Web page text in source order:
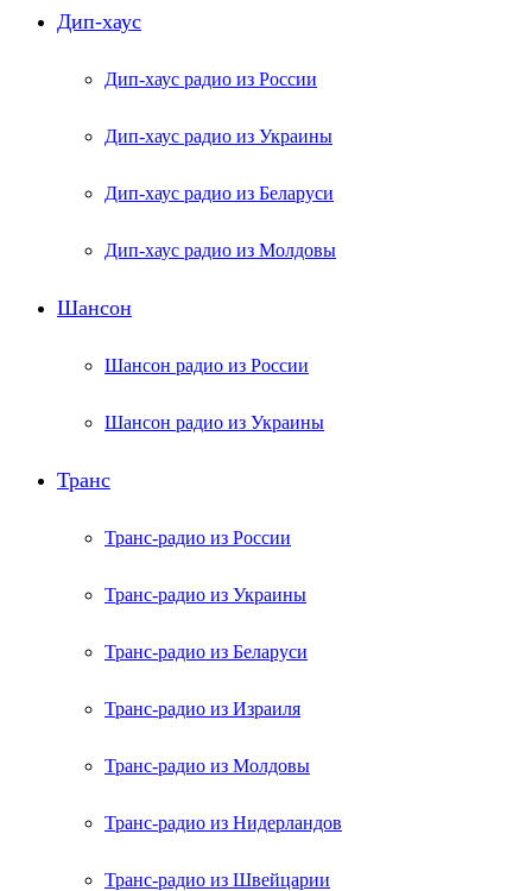
Дип-хаус
Дип-хаус радио из России
Дип-хаус радио из Украины
Дип-хаус радио из Беларуси
Дип-хаус радио из Молдовы
Шансон
Шансон радио из России
Шансон радио из Украины
Транс
Транс-радио из России
Транс-радио из Украины
Транс-радио из Беларуси
Транс-радио из Израиля
Транс-радио из Молдовы
Транс-радио из Нидерландов
Транс-радио из Швейцарии